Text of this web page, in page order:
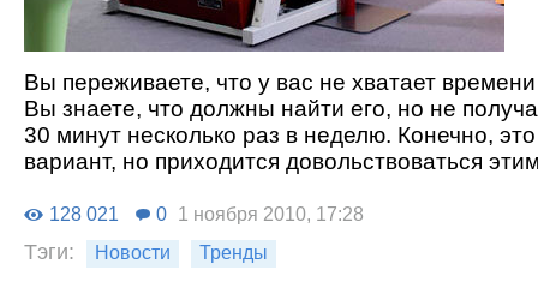
Вы переживаете, что у вас не хватает
Вы знаете, что должны найти его, но не
30 минут несколько раз в неделю. Конечно,
вариант, но приходится довольствоваться
128 021 0 1 ноября 2010, 17:28
Тэги: Новости Тренды